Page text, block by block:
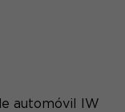
automóvil IW